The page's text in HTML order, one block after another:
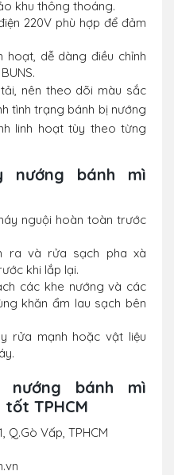
khu thông thoáng.
220V phù hợp để đảm
hoạt, dễ dàng điều chỉnh
nên theo dõi màu sắc
tình trạng bánh bị nướng
linh hoạt tùy theo từng
nướng bánh mì
nguội hoàn toàn trước
ra và rửa sạch pha xà
khi lắp lại.
các khe nướng và các
khăn ẩm lau sạch bên
rửa mạnh hoặc vật liệu
bánh mì
TPHCM
Q.Gò Vấp, TPHCM